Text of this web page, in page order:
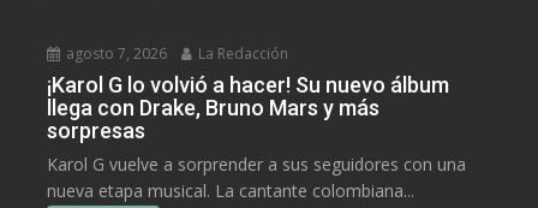
agosto 7, 2026 La Redacción
¡Karol G lo volvió a hacer! Su nuevo álbum
llega con Drake, Bruno Mars y más
sorpresas
Karol G vuelve a sorprender a sus seguidores con una
nueva etapa musical. La cantante colombiana...